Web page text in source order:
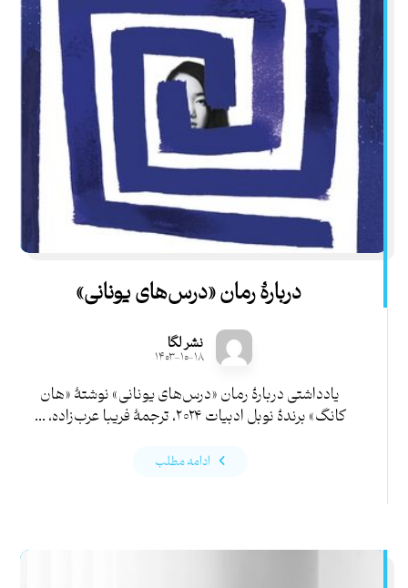
دربارۀ رمان «درس‌های یونانی»
نشر لگا
۱۴۰۳-۱۰-۱۸
یادداشتی دربارۀ رمان «درس‌های یونانی» نوشتۀ «هان
کانگ» برندۀ نوبل ادبیات ۲۰۲۴، ترجمۀ فریبا عرب‌زاده، ...
ادامه مطلب